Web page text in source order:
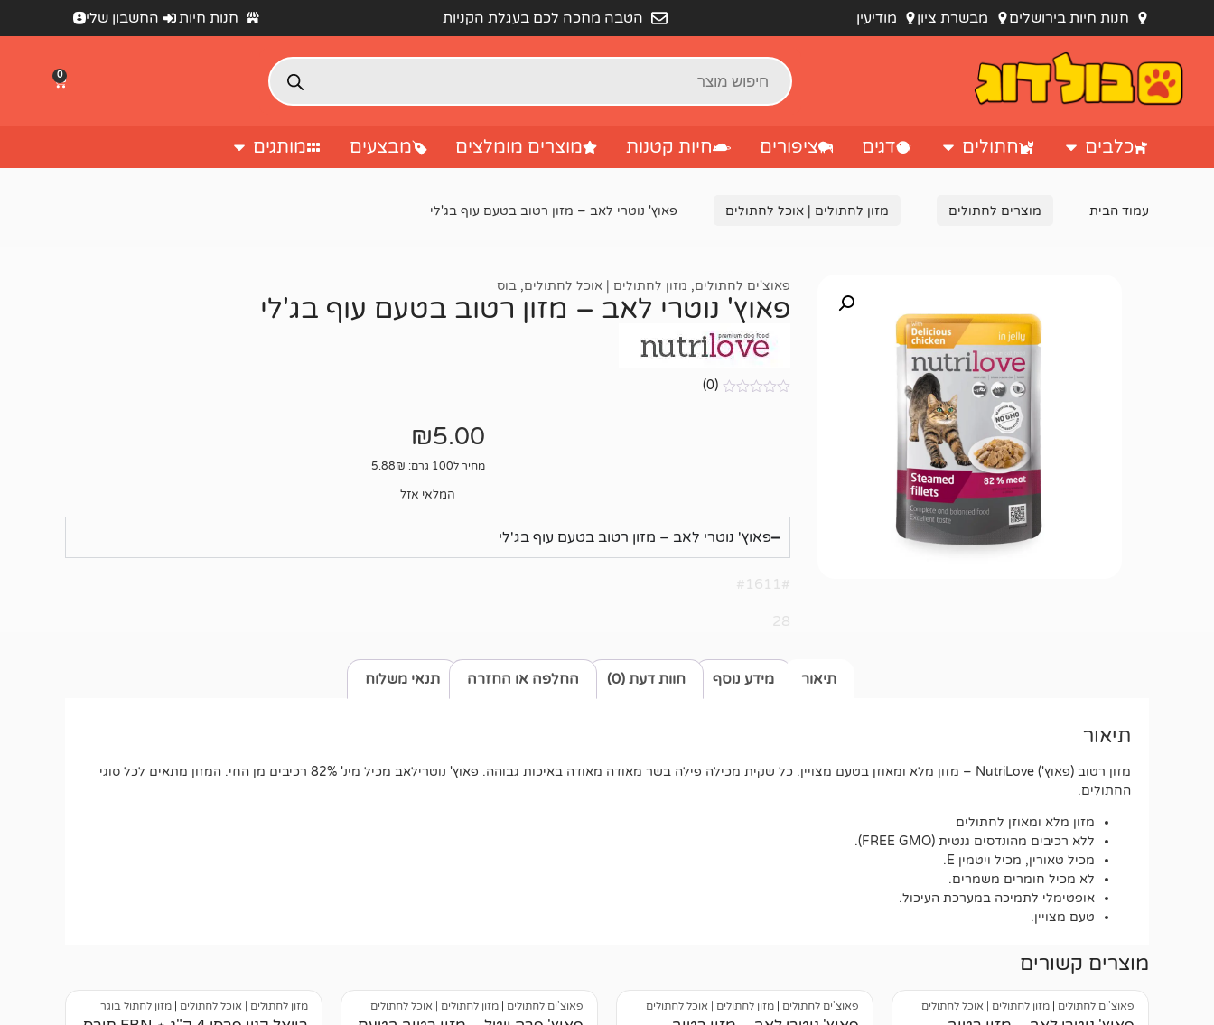
חנות חיות בירושלים מבשרת ציון מודיעין הטבה מחכה לכם בעגלת הקניות חנות חיות החשבון שלי
0
כלבים חתולים דגים ציפורים חיות קטנות מוצרים מומלצים מבצעים מותגים
עמוד הבית מוצרים לחתולים מזון לחתולים | אוכל לחתולים פאוץ' נוטרי לאב – מזון רטוב בטעם עוף בג'לי
פאוצ'ים לחתולים, מזון לחתולים | אוכל לחתולים, בוס
פאוץ' נוטרי לאב – מזון רטוב בטעם עוף בג'לי
(0)
₪5.00
מחיר ל100 גרם: 5.88₪
המלאי אזל
פאוץ' נוטרי לאב – מזון רטוב בטעם עוף בג'לי
#1611#
28
תיאור מידע נוסף תנאי משלוח חוות דעת (0) החלפה או החזרה
תיאור
מזון רטוב (פאוץ') NutriLove – מזון מלא ומאוזן בטעם מצויין. כל שקית מכילה פילה בשר מאודה מאודה באיכות גבוהה. פאוץ' נוטרילאב מכיל מינ' 82% רכיבים מן החי. המזון מתאים לכל סוגי
החתולים.
מזון מלא ומאוזן לחתולים
ללא רכיבים מהונדסים גנטית (FREE GMO).
מכיל טאורין, מכיל ויטמין E.
לא מכיל חומרים משמרים.
אופטימלי לתמיכה במערכת העיכול.
טעם מצויין.
מוצרים קשורים
פאוצ'ים לחתולים מזון לחתולים | אוכל לחתולים פאוצ'ים לחתולים מזון לחתולים | אוכל לחתולים פאוצ'ים לחתולים מזון לחתולים | אוכל לחתולים מזון לחתולים | אוכל לחתולים מזון לחתול בוגר